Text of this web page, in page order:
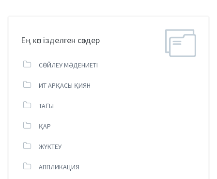
Ең көп ізделген сөздер
СӨЙЛЕУ МӘДЕНИЕТІ
ИТ АРҚАСЫ ҚИЯН
ТАҒЫ
ҚАР
ЖҮКТЕУ
АППЛИКАЦИЯ